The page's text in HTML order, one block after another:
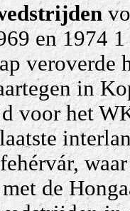
en 1974
veroverde
in
voor het
de